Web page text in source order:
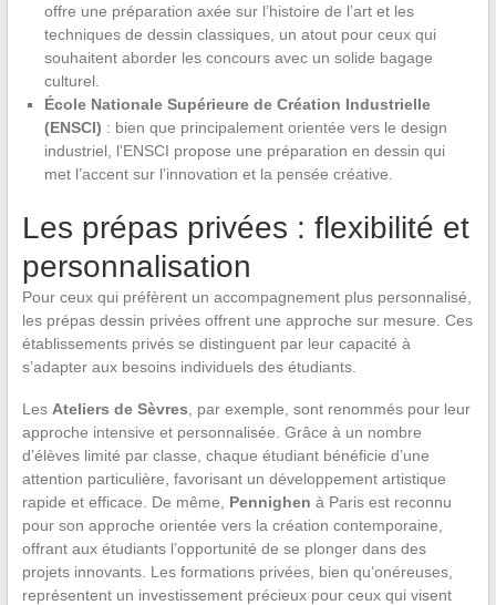
offre une préparation axée sur l’histoire de l’art et les
techniques de dessin classiques, un atout pour ceux qui
souhaitent aborder les concours avec un solide bagage
culturel.
École Nationale Supérieure de Création Industrielle
(ENSCI) : bien que principalement orientée vers le design
industriel, l’ENSCI propose une préparation en dessin qui
met l’accent sur l’innovation et la pensée créative.
Les prépas privées : flexibilité et
personnalisation
Pour ceux qui préfèrent un accompagnement plus personnalisé,
les prépas dessin privées offrent une approche sur mesure. Ces
établissements privés se distinguent par leur capacité à
s’adapter aux besoins individuels des étudiants.
Les Ateliers de Sèvres , par exemple, sont renommés pour leur
approche intensive et personnalisée. Grâce à un nombre
d’élèves limité par classe, chaque étudiant bénéficie d’une
attention particulière, favorisant un développement artistique
rapide et efficace. De même, Pennighen à Paris est reconnu
pour son approche orientée vers la création contemporaine,
offrant aux étudiants l’opportunité de se plonger dans des
projets innovants. Les formations privées, bien qu’onéreuses,
représentent un investissement précieux pour ceux qui visent